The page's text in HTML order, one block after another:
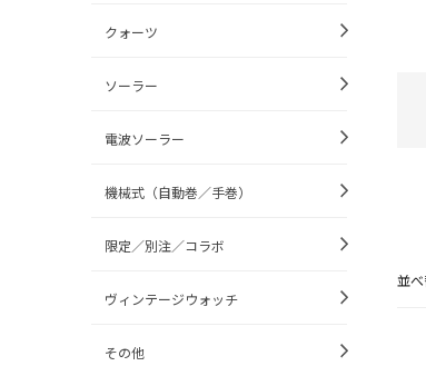
クォーツ
ソーラー
電波ソーラー
機械式（自動巻／手巻）
限定／別注／コラボ
ヴィンテージウォッチ
その他
並べ